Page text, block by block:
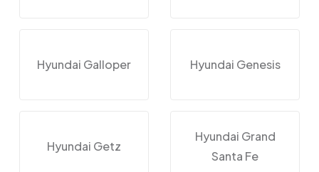
Hyundai Galloper Hyundai Genesis
Hyundai Getz
Hyundai Grand
Santa Fe